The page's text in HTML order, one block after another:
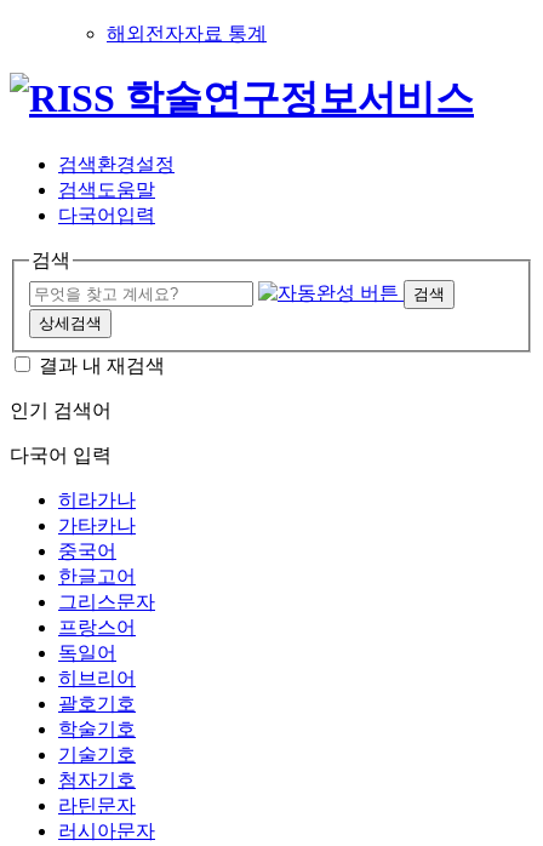
해외전자자료 통계
검색환경설정
검색도움말
다국어입력
검색
검색
상세검색
결과 내 재검색
인기 검색어
다국어 입력
히라가나
가타카나
중국어
한글고어
그리스문자
프랑스어
독일어
히브리어
괄호기호
학술기호
기술기호
첨자기호
라틴문자
러시아문자